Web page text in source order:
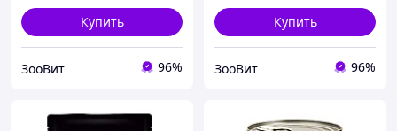
Купить
ЗооВит 96%
Купить
ЗооВит 96%